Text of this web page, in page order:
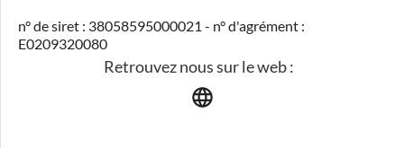
n° de siret : 38058595000021 - n° d'agrément :
E0209320080
Retrouvez nous sur le web :